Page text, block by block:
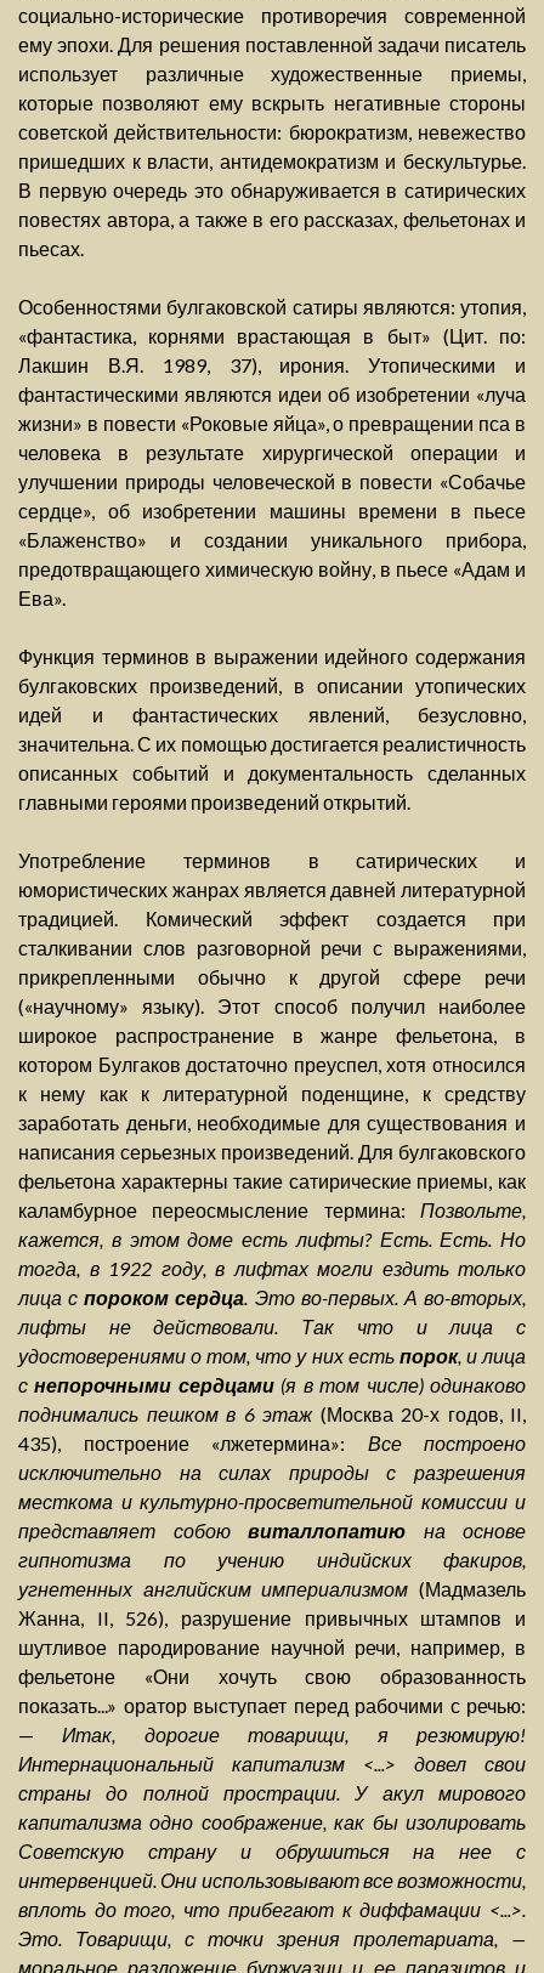
социально-исторические противоречия современной
ему эпохи. Для решения поставленной задачи писатель
использует различные художественные приемы,
которые позволяют ему вскрыть негативные стороны
советской действительности: бюрократизм, невежество
пришедших к власти, антидемократизм и бескультурье.
В первую очередь это обнаруживается в сатирических
повестях автора, а также в его рассказах, фельетонах и
пьесах.
Особенностями булгаковской сатиры являются: утопия,
«фантастика, корнями врастающая в быт» (Цит. по:
Лакшин В.Я. 1989, 37), ирония. Утопическими и
фантастическими являются идеи об изобретении «луча
жизни» в повести «Роковые яйца», о превращении пса в
человека в результате хирургической операции и
улучшении природы человеческой в повести «Собачье
сердце», об изобретении машины времени в пьесе
«Блаженство» и создании уникального прибора,
предотвращающего химическую войну, в пьесе «Адам и
Ева».
Функция терминов в выражении идейного содержания
булгаковских произведений, в описании утопических
идей и фантастических явлений, безусловно,
значительна. С их помощью достигается реалистичность
описанных событий и документальность сделанных
главными героями произведений открытий.
Употребление терминов в сатирических и
юмористических жанрах является давней литературной
традицией. Комический эффект создается при
сталкивании слов разговорной речи с выражениями,
прикрепленными обычно к другой сфере речи
(«научному» языку). Этот способ получил наиболее
широкое распространение в жанре фельетона, в
котором Булгаков достаточно преуспел, хотя относился
к нему как к литературной поденщине, к средству
заработать деньги, необходимые для существования и
написания серьезных произведений. Для булгаковского
фельетона характерны такие сатирические приемы, как
каламбурное переосмысление термина: Позвольте,
кажется, в этом доме есть лифты? Есть. Есть. Но
тогда, в 1922 году, в лифтах могли ездить только
лица спороком сердца. Это во-первых. А во-вторых,
лифты не действовали. Так что и лица с
удостоверениями о том, что у них есть порок, и лица
снепорочными сердцами(я в том числе) одинаково
поднимались пешком в 6 этаж(Москва 20-х годов, II,
435), построение «лжетермина»: Все построено
исключительно на силах природы с разрешения
месткома и культурно-просветительной комиссии и
представляет собою виталлопатию на основе
гипнотизма по учению индийских факиров,
угнетенных английским империализмом (Мадмазель
Жанна, II, 526), разрушение привычных штампов и
шутливое пародирование научной речи, например, в
фельетоне «Они хочуть свою образованность
показать...» оратор выступает перед рабочими с речью:
—Итак, дорогие товарищи, я резюмирую!
Интернациональный капитализм <...> довел свои
страны до полной прострации. У акул мирового
капитализма одно соображение, как бы изолировать
Советскую страну и обрушиться на нее с
интервенцией. Они использовывают все возможности,
вплоть до того, что прибегают к диффамации <...>.
Это. Товарищи, с точки зрения пролетариата, —
моральное разложение буржуазии и ее паразитов и